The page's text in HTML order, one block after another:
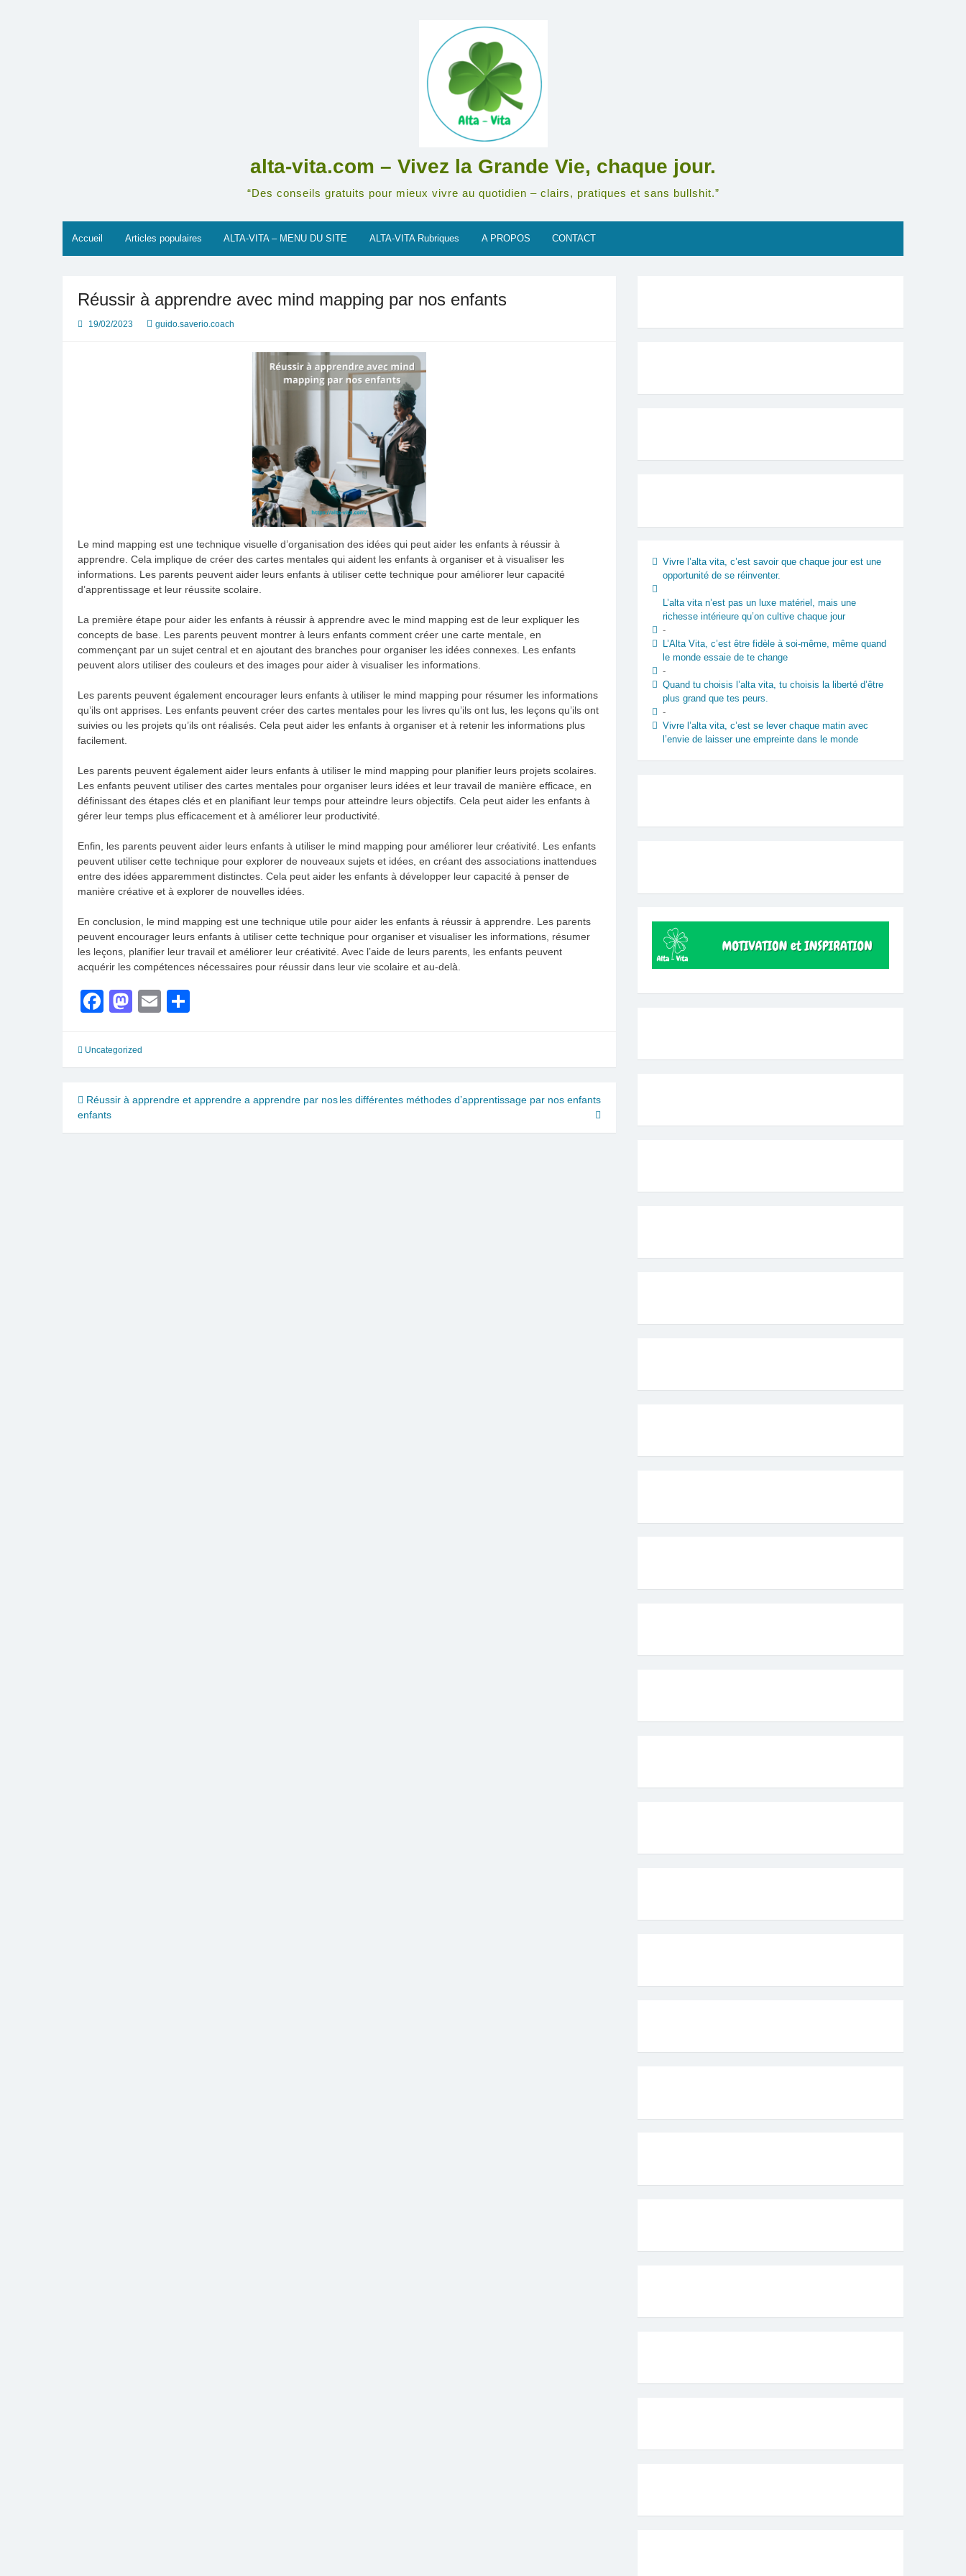
alta-vita.com – Vivez la Grande Vie, chaque jour.
“Des conseils gratuits pour mieux vivre au quotidien – clairs, pratiques et sans bullshit.”
Accueil Articles populaires ALTA-VITA – MENU DU SITE ALTA-VITA Rubriques A PROPOS CONTACT
Réussir à apprendre avec mind mapping par nos enfants
19/02/2023 guido.saverio.coach
Le mind mapping est une technique visuelle d’organisation des idées qui peut aider les enfants à réussir à
apprendre. Cela implique de créer des cartes mentales qui aident les enfants à organiser et à visualiser les
informations. Les parents peuvent aider leurs enfants à utiliser cette technique pour améliorer leur capacité
d’apprentissage et leur réussite scolaire.
La première étape pour aider les enfants à réussir à apprendre avec le mind mapping est de leur expliquer les
concepts de base. Les parents peuvent montrer à leurs enfants comment créer une carte mentale, en
commençant par un sujet central et en ajoutant des branches pour organiser les idées connexes. Les enfants
peuvent alors utiliser des couleurs et des images pour aider à visualiser les informations.
Les parents peuvent également encourager leurs enfants à utiliser le mind mapping pour résumer les informations
qu’ils ont apprises. Les enfants peuvent créer des cartes mentales pour les livres qu’ils ont lus, les leçons qu’ils ont
suivies ou les projets qu’ils ont réalisés. Cela peut aider les enfants à organiser et à retenir les informations plus
facilement.
Les parents peuvent également aider leurs enfants à utiliser le mind mapping pour planifier leurs projets scolaires.
Les enfants peuvent utiliser des cartes mentales pour organiser leurs idées et leur travail de manière efficace, en
définissant des étapes clés et en planifiant leur temps pour atteindre leurs objectifs. Cela peut aider les enfants à
gérer leur temps plus efficacement et à améliorer leur productivité.
Enfin, les parents peuvent aider leurs enfants à utiliser le mind mapping pour améliorer leur créativité. Les enfants
peuvent utiliser cette technique pour explorer de nouveaux sujets et idées, en créant des associations inattendues
entre des idées apparemment distinctes. Cela peut aider les enfants à développer leur capacité à penser de
manière créative et à explorer de nouvelles idées.
En conclusion, le mind mapping est une technique utile pour aider les enfants à réussir à apprendre. Les parents
peuvent encourager leurs enfants à utiliser cette technique pour organiser et visualiser les informations, résumer
les leçons, planifier leur travail et améliorer leur créativité. Avec l’aide de leurs parents, les enfants peuvent
acquérir les compétences nécessaires pour réussir dans leur vie scolaire et au-delà.
Facebook
Mastodon
Email
Uncategorized
Navigation
de
Réussir à apprendre et apprendre a apprendre par nos
enfants
les différentes méthodes d’apprentissage par nos enfants
Vivre l’alta vita, c’est savoir que chaque jour est une
opportunité de se réinventer.
L’alta vita n’est pas un luxe matériel, mais une
richesse intérieure qu’on cultive chaque jour
-
L’Alta Vita, c’est être fidèle à soi-même, même quand
le monde essaie de te change
-
Quand tu choisis l’alta vita, tu choisis la liberté d’être
plus grand que tes peurs.
-
Vivre l’alta vita, c’est se lever chaque matin avec
l’envie de laisser une empreinte dans le monde